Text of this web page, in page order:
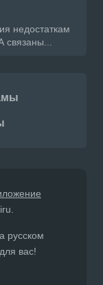
недостаткам
связаны...
русском
вас!